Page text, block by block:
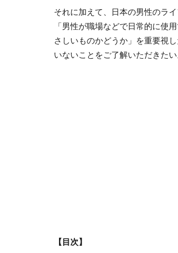
それに加えて、日本の男性のラ
「男性が職場などで日常的に使
さしいものかどうか」を重要視
いないことをご了解いただきたい
【目次】